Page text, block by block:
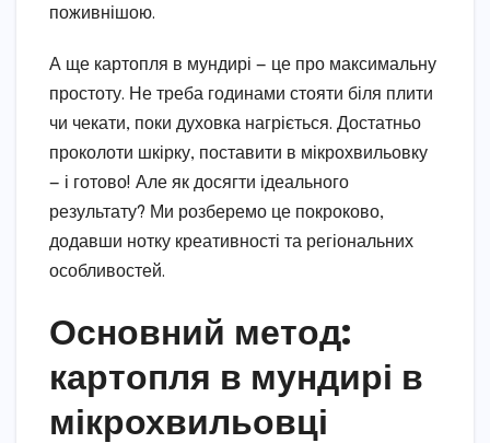
поживнішою.
А ще картопля в мундирі — це про максимальну
простоту. Не треба годинами стояти біля плити
чи чекати, поки духовка нагріється. Достатньо
проколоти шкірку, поставити в мікрохвильовку
— і готово! Але як досягти ідеального
результату? Ми розберемо це покроково,
додавши нотку креативності та регіональних
особливостей.
Основний метод:
картопля в мундирі в
мікрохвильовці